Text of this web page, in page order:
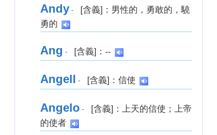
Andy -
[含義]：男性的，勇敢的，驍
勇的
Ang - [含義]：--
Angell - [含義]：信使
Angelo -
[含義]：上天的信使；上帝
的使者